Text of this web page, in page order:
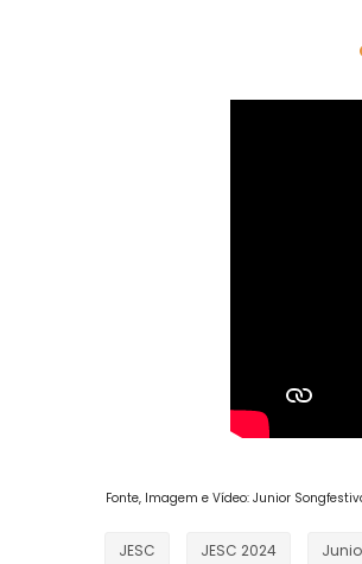
Fonte, Imagem e Vídeo: Junior
JESC JESC 2024